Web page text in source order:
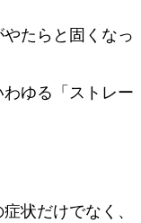
たらと固くなっ
ゆる「ストレー
状だけでなく、